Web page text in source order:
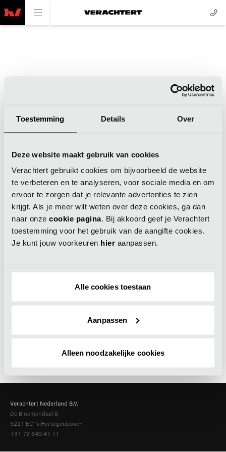
Toestemming Details Over
Deze website maakt gebruik van cookies
Verachtert gebruikt cookies om bijvoorbeeld de website
te verbeteren en te analyseren, voor sociale media en om
ervoor te zorgen dat je relevante advertenties te zien
krijgt. Als je meer wilt weten over deze cookies, ga dan
naar onze cookie pagina. Bij akkoord geef je Verachtert
toestemming voor het gebruik van de aangifte cookies.
Je kunt jouw voorkeuren hier aanpassen.
Alle cookies toestaan
Aanpassen
Alleen noodzakelijke cookies
browser console for more information)
Verachtert Nederland B.V.
De Bloemendaal 8
5221 EC 's Hertogenbosch
+31 73 640 41 11